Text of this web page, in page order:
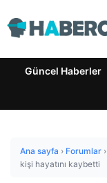
Güncel Haberler
Ana sayfa › Forumlar ›
kişi hayatını kaybetti